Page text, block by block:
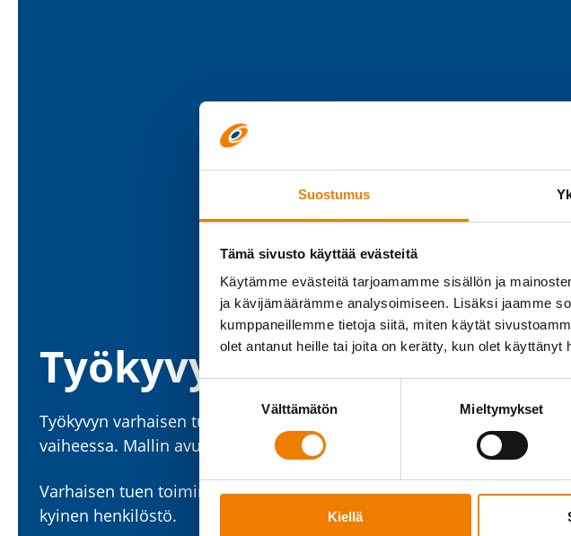
Suostumus
Tämä sivusto käyttää evästeitä
Käytämme evästeitä tarjoamamme sisällön ja
ja kävijämäärämme analysoimiseen. Lisäksi jaamme
kumppaneillemme tietoja siitä, miten käytät
olet antanut heille tai joita on kerätty, kun olet käyttänyt
Suostumuksen
Välttämätön Mieltymykset
Kiellä
Työkyvyn varhaisen
Työkyvyn varhaisen tuen toimin­ta­mallin tavoit­teena on tunnistaa ja
vaiheessa. Mallin avulla pyritään tukemaan työnte­kijän jaksa­mista
Varhaisen tuen toimin­ta­malli perustuu avoimeen
kyinen henki­löstö.